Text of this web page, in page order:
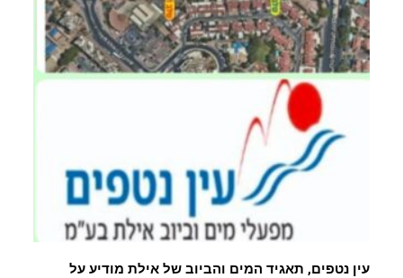
עין נטפים, תאגיד המים והביוב של אילת מודיע על